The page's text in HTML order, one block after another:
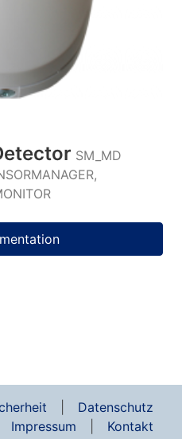
SM_MD
Datenschutz
Impressum
Kontakt